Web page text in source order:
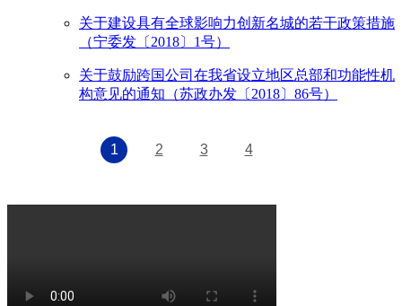
关于建设具有全球影响力创新名城的若干政策措施
（宁委发〔2018〕1号）
关于鼓励跨国公司在我省设立地区总部和功能性机
构意见的通知（苏政办发〔2018〕86号）
1 2 3 4